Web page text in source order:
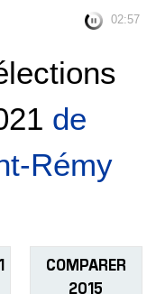
02:56
de
Rémy
COMPARER
2015